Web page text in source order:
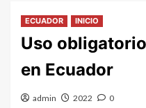
ECUADOR INICIO
Uso
en Ecuador
admin 2022 0